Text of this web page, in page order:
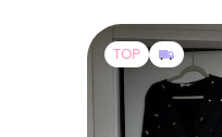
TOP